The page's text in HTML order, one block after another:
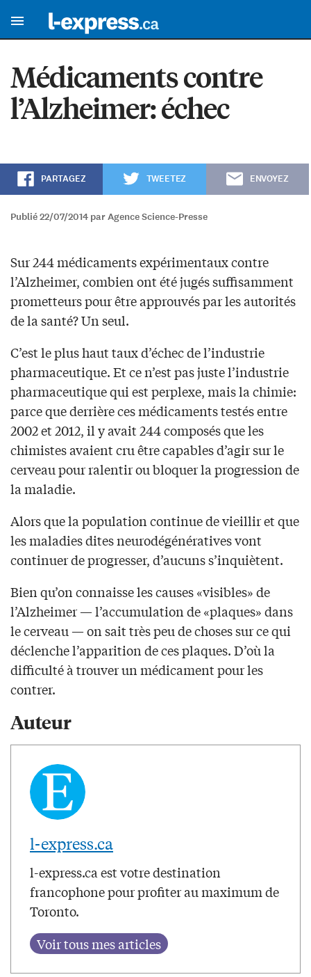
Médicaments contre
l’Alzheimer: échec
PARTAGEZ TWEETEZ ENVOYEZ
Publié 22/07/2014 par Agence Science-Presse
Sur 244 médicaments expérimentaux contre
l’Alzheimer, combien ont été jugés suffisamment
prometteurs pour être approuvés par les autorités
de la santé? Un seul.
C’est le plus haut taux d’échec de l’industrie
pharmaceutique. Et ce n’est pas juste l’industrie
pharmaceutique qui est perplexe, mais la chimie:
parce que derrière ces médicaments testés entre
2002 et 2012, il y avait 244 composés que les
chimistes avaient cru être capables d’agir sur le
cerveau pour ralentir ou bloquer la progression de
la maladie.
Alors que la population continue de vieillir et que
les maladies dites neurodégénératives vont
continuer de progresser, d’aucuns s’inquiètent.
Bien qu’on connaisse les causes «visibles» de
l’Alzheimer — l’accumulation de «plaques» dans
le cerveau — on sait très peu de choses sur ce qui
déclenche l’apparition de ces plaques. D’où la
difficulté à trouver un médicament pour les
contrer.
Auteur
l-express.ca
l-express.ca est votre destination
francophone pour profiter au maximum de
Toronto.